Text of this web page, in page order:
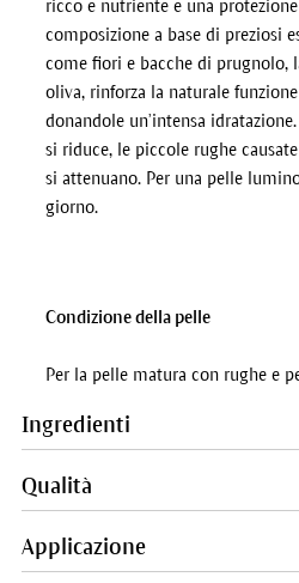
ricco e nutriente e una
composizione a base di preziosi
come fiori e bacche di prugnolo,
oliva, rinforza la naturale
donandole un’intensa
si riduce, le piccole rughe
si attenuano. Per una pelle
giorno.
Condizione della pelle
Per la pelle matura con rughe e
Ingredienti
Qualità
Applicazione